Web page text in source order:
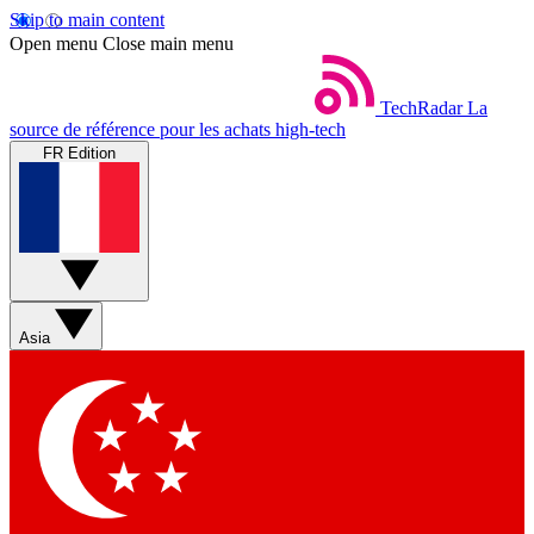
Skip to main content
Open menu Close main menu
TechRadar La
source de référence pour les achats high-tech
FR Edition
Asia